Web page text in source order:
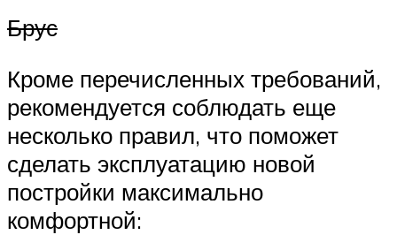
Брус
Кроме перечисленных требований,
рекомендуется соблюдать еще
несколько правил, что поможет
сделать эксплуатацию новой
постройки максимально
комфортной: